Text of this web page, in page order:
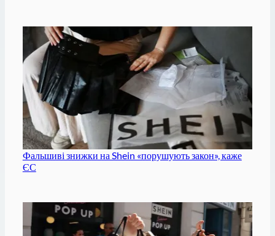
Фальшиві знижки на Shein «порушують закон», каже
ЄС